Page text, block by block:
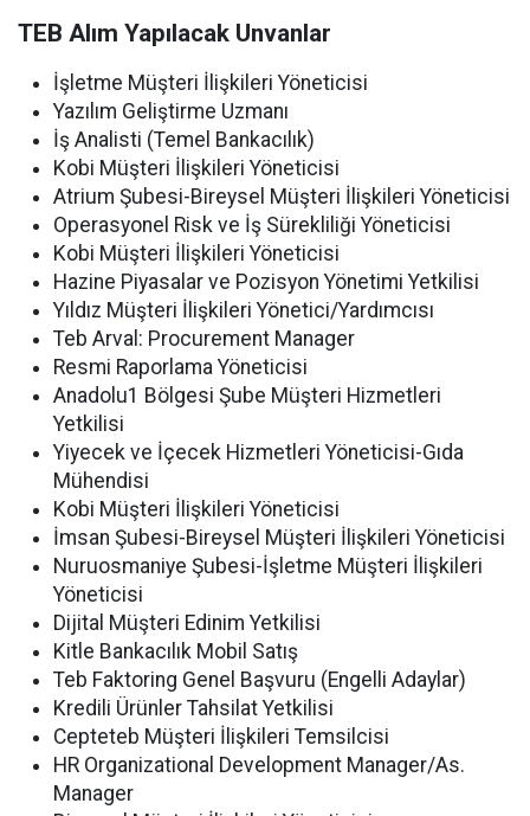
TEB Alım Yapılacak Unvanlar
İşletme Müşteri İlişkileri Yöneticisi
Yazılım Geliştirme Uzmanı
İş Analisti (Temel Bankacılık)
Kobi Müşteri İlişkileri Yöneticisi
Atrium Şubesi-Bireysel Müşteri İlişkileri Yöneticisi
Operasyonel Risk ve İş Sürekliliği Yöneticisi
Kobi Müşteri İlişkileri Yöneticisi
Hazine Piyasalar ve Pozisyon Yönetimi Yetkilisi
Yıldız Müşteri İlişkileri Yönetici/Yardımcısı
Teb Arval: Procurement Manager
Resmi Raporlama Yöneticisi
Anadolu1 Bölgesi Şube Müşteri Hizmetleri
Yetkilisi
Yiyecek ve İçecek Hizmetleri Yöneticisi-Gıda
Mühendisi
Kobi Müşteri İlişkileri Yöneticisi
İmsan Şubesi-Bireysel Müşteri İlişkileri Yöneticisi
Nuruosmaniye Şubesi-İşletme Müşteri İlişkileri
Yöneticisi
Dijital Müşteri Edinim Yetkilisi
Kitle Bankacılık Mobil Satış
Teb Faktoring Genel Başvuru (Engelli Adaylar)
Kredili Ürünler Tahsilat Yetkilisi
Cepteteb Müşteri İlişkileri Temsilcisi
HR Organizational Development Manager/As.
Manager